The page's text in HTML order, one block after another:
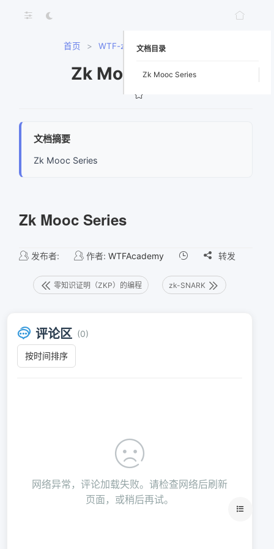
首页 > WTF-zk > Zk Mooc Series
Zk Mooc Series
文档摘要
Zk Mooc Series
Zk Mooc Series
发布者: 作者: WTFAcademy  转发
零知识证明（ZKP）的编程 zk-SNARK
评论区 (0)
网络异常，评论加载失败。请检查网络后刷新
页面，或稍后再试。
文档目录
Zk Mooc Series